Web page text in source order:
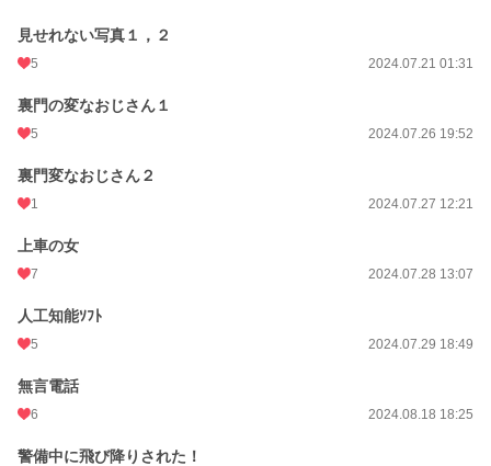
見せれない写真１，２
5 2024.07.21 01:31
裏門の変なおじさん１
5 2024.07.26 19:52
裏門変なおじさん２
1 2024.07.27 12:21
上車の女
7 2024.07.28 13:07
人工知能ｿﾌﾄ
5 2024.07.29 18:49
無言電話
6 2024.08.18 18:25
警備中に飛び降りされた！